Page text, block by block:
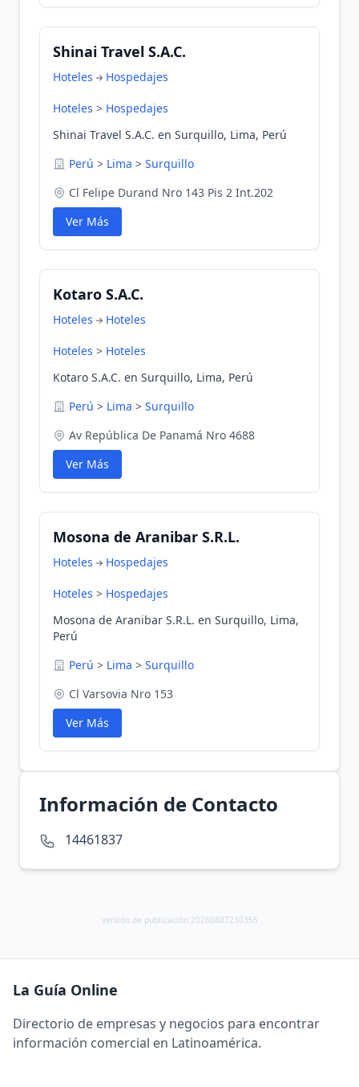
Shinai Travel S.A.C.
Hoteles Hospedajes
Hoteles > Hospedajes
Shinai Travel S.A.C. en Surquillo, Lima, Perú
Perú > Lima > Surquillo
Cl Felipe Durand Nro 143 Pis 2 Int.202
Ver Más
Kotaro S.A.C.
Hoteles Hoteles
Hoteles > Hoteles
Kotaro S.A.C. en Surquillo, Lima, Perú
Perú > Lima > Surquillo
Av República De Panamá Nro 4688
Ver Más
Mosona de Aranibar S.R.L.
Hoteles Hospedajes
Hoteles > Hospedajes
Mosona de Aranibar S.R.L. en Surquillo, Lima,
Perú
Perú > Lima > Surquillo
Cl Varsovia Nro 153
Ver Más
Información de Contacto
14461837
versión de publicación 20260807230355
La Guía Online
Directorio de empresas y negocios para encontrar
información comercial en Latinoamérica.